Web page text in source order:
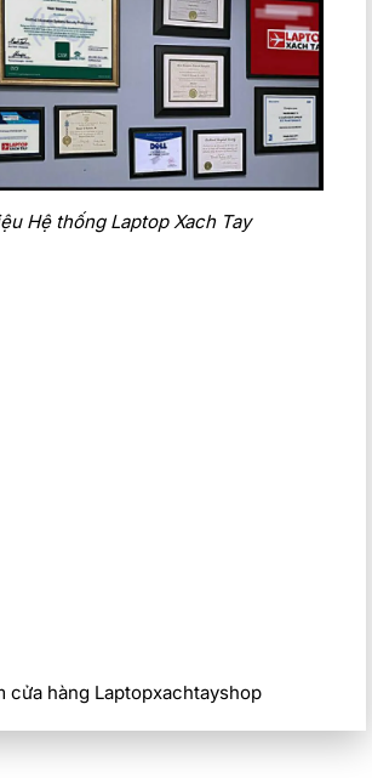
Hệ thống Laptop Xach Tay
cửa hàng Laptopxachtayshop